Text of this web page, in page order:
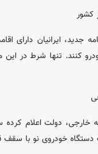
کشور
یک آئین‌نامه جدید، ایرانیان
کنند. تنها شرط در این
نو با سقف قیمت ۳۰ هزار دلار وارد